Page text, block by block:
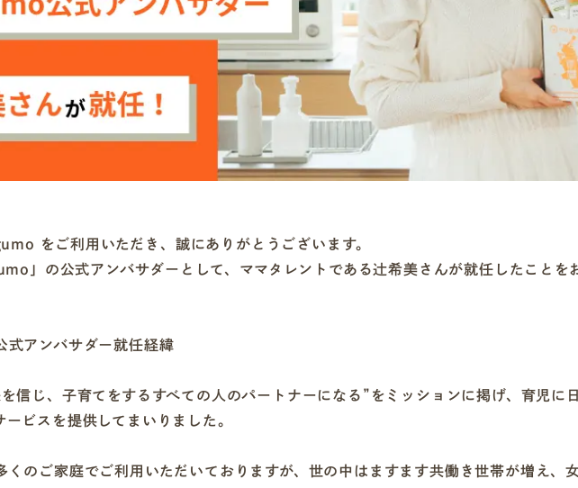
をご利用いただき、誠にありがとうございます。
」の公式アンバサダーとして、ママタレントである辻希美さんが就任したことを
式アンバサダー就任経緯
信じ、子育てをするすべての人のパートナーになる”をミッションに掲げ、育児に
ービスを提供してまいりました。
くのご家庭でご利用いただいておりますが、世の中はますます共働き世帯が増え、